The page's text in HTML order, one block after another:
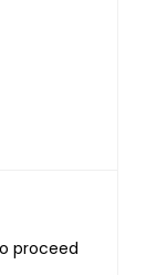
proceed